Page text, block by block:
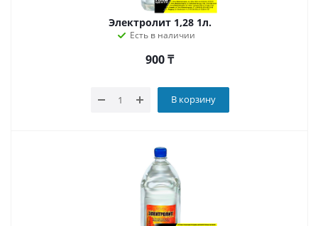
Электролит 1,28 1л.
Есть в наличии
900₸
В корзину